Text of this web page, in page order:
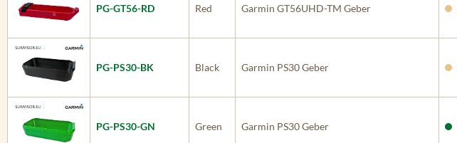
PG-GT56-RD Red Garmin GT56UHD-TM Geber
PG-PS30-BK Black Garmin PS30 Geber
PG-PS30-GN Green Garmin PS30 Geber